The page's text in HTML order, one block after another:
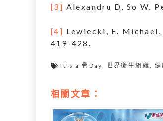
[3] Alexandru D, So W.
[4] Lewiecki, E.
419-428.
It's a 骨Day 世界衞生組織 健
相關文章：